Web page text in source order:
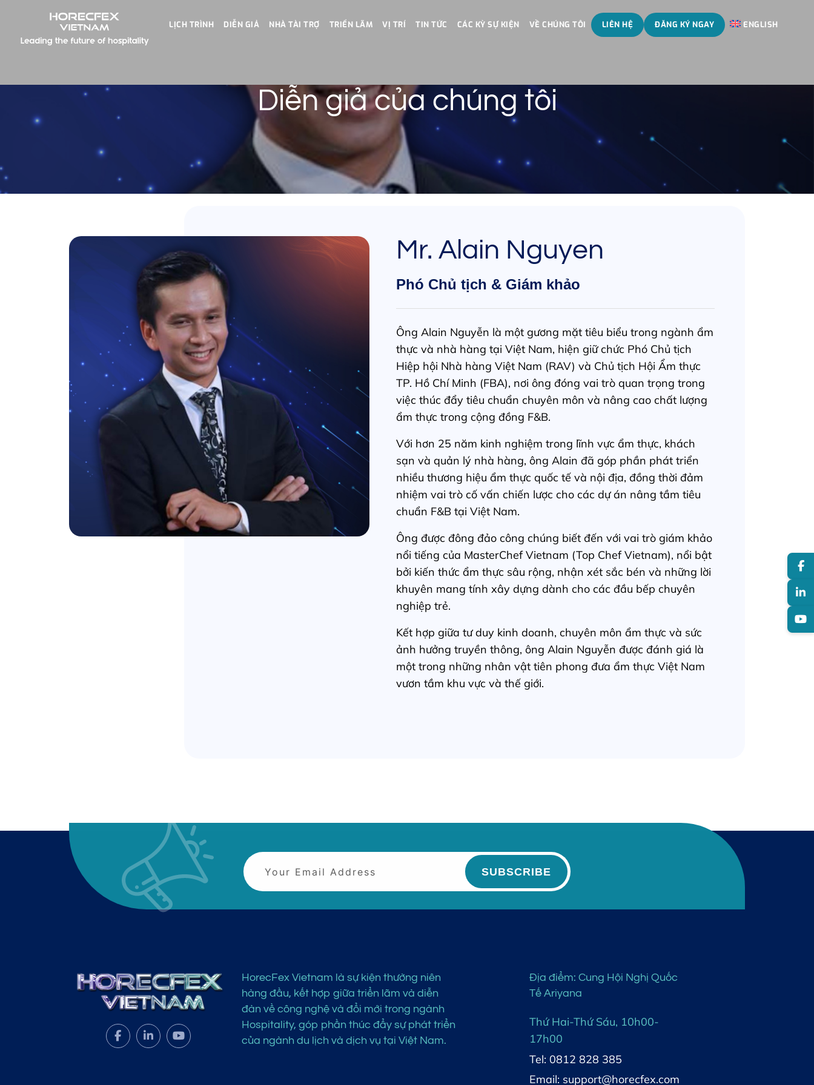
LỊCH TRÌNH DIỄN GIẢ NHÀ TÀI TRỢ TRIỂN LÃM VỊ TRÍ TIN TỨC CÁC KỲ SỰ KIỆN VỀ CHÚNG TÔI LIÊN HỆ ĐĂNG KÝ NGAY ENGLISH
Diễn giả của chúng tôi
Mr. Alain Nguyen
Phó Chủ tịch & Giám khảo
Ông Alain Nguyễn là một gương mặt tiêu biểu trong ngành ẩm
thực và nhà hàng tại Việt Nam, hiện giữ chức Phó Chủ tịch
Hiệp hội Nhà hàng Việt Nam (RAV) và Chủ tịch Hội Ẩm thực
TP. Hồ Chí Minh (FBA), nơi ông đóng vai trò quan trọng trong
việc thúc đẩy tiêu chuẩn chuyên môn và nâng cao chất lượng
ẩm thực trong cộng đồng F&B.
Với hơn 25 năm kinh nghiệm trong lĩnh vực ẩm thực, khách
sạn và quản lý nhà hàng, ông Alain đã góp phần phát triển
nhiều thương hiệu ẩm thực quốc tế và nội địa, đồng thời đảm
nhiệm vai trò cố vấn chiến lược cho các dự án nâng tầm tiêu
chuẩn F&B tại Việt Nam.
Ông được đông đảo công chúng biết đến với vai trò giám khảo
nổi tiếng của MasterChef Vietnam (Top Chef Vietnam), nổi bật
bởi kiến thức ẩm thực sâu rộng, nhận xét sắc bén và những lời
khuyên mang tính xây dựng dành cho các đầu bếp chuyên
nghiệp trẻ.
Kết hợp giữa tư duy kinh doanh, chuyên môn ẩm thực và sức
ảnh hưởng truyền thông, ông Alain Nguyễn được đánh giá là
một trong những nhân vật tiên phong đưa ẩm thực Việt Nam
vươn tầm khu vực và thế giới.
SUBSCRIBE
HorecFex Vietnam là sự kiện thường niên
hàng đầu, kết hợp giữa triển lãm và diễn
đàn về công nghệ và đổi mới trong ngành
Hospitality, góp phần thúc đẩy sự phát triển
của ngành du lịch và dịch vụ tại Việt Nam.
Địa điểm: Cung Hội Nghị Quốc
Tế Ariyana
Thứ Hai-Thứ Sáu, 10h00-
17h00
Tel: 0812 828 385
Email: support@horecfex.com